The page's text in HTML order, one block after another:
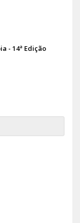
- 14ª Edição